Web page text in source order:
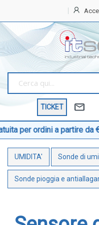
TICKET
a partire da € 199
UMIDITA' Sonde di
Sonde pioggia e
OFFERTE
SPECIALI
BEST
SELLER
TEMPERATURA
Sonde di temperatura
Sonde temperatura
Sonde temperatura a
Sonde temperatura
Sonde temperatura con